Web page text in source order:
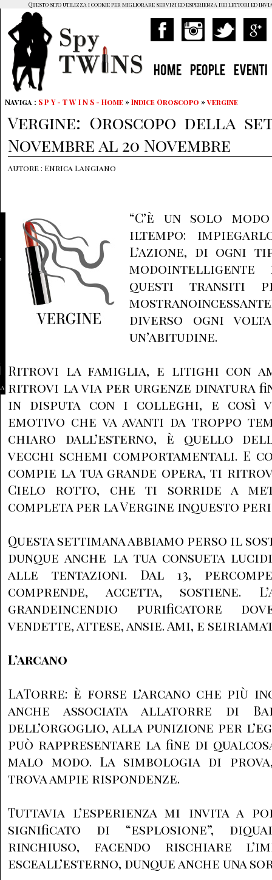
HOME PEOPLE EVENTI
Naviga : S P Y - T W I N S - Home »Indice Oroscopo »vergine
Vergine: Oroscopo della
Novembre al 20 Novembre
Autore : Enrica Langiano
“C’è un solo
iltempo:
L’azione, di ogni
questi transiti
diverso ogni
un’abitudine.
Ritrovi la famiglia, e litighi con
ritrovi la via per urgenze dinatura
in disputa con i colleghi, e così
emotivo che va avanti da troppo
chiaro dall’esterno, è quello
vecchi schemi comportamentali. E
compie la tua grande opera, ti
Cielo rotto, che ti sorride a
completa per la Vergine inquesto
Questa settimana abbiamo perso il
dunque anche la tua consueta
alle tentazioni. Dal 13,
comprende, accetta, sostiene.
grandeincendio purificatore
vendette, attese, ansie. Ami, e
L’arcano
LaTorre: è forse l’arcano che più
anche associata allatorre di
dell’orgoglio, alla punizione per
può rappresentare la fine di
malo modo. La simbologia di
trova ampie rispondenze.
Tuttavia l’esperienza mi invita a
significato di “esplosione”,
rinchiuso, facendo rischiare
esceall’esterno, dunque anche una
Questo sito utilizza i cookie per migliorare servizi ed esperienza dei lettori ed